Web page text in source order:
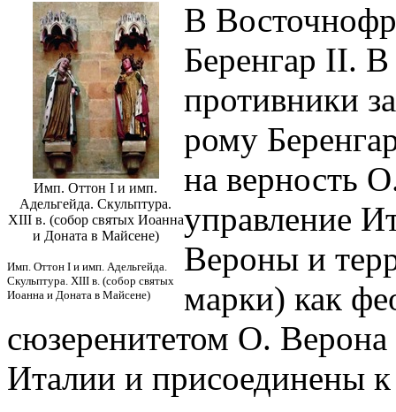
Имп. Оттон I и имп.
Адельгейда. Скульптура.
XIII в. (собор святых Иоанна
и Доната в Майсене)
Имп. Оттон I и имп. Адельгейда.
Скульптура. XIII в. (собор святых
Иоанна и Доната в Майсене)
В
Беренгар II. В
противники
рому
на верность
управление
Вероны и
марки) как
сюзеренитетом О.
Италии и присоединены